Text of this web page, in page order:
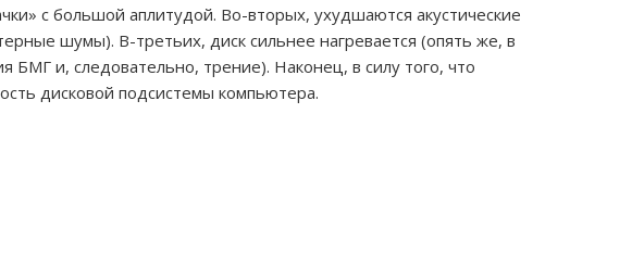
с большой аплитудой. Во-вторых, ухудшаются акустические
шумы). В-третьих, диск сильнее нагревается (опять же, в
БМГ и, следовательно, трение). Наконец, в силу того, что
дисковой подсистемы компьютера.